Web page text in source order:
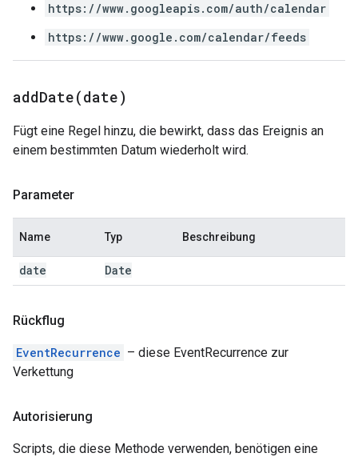
https://www.googleapis.com/auth/calendar
https://www.google.com/calendar/feeds
addDate(date)
Fügt eine Regel hinzu, die bewirkt, dass das Ereignis an
einem bestimmten Datum wiederholt wird.
Parameter
Name Typ Beschreibung
date Date
Rückflug
EventRecurrence – diese EventRecurrence zur
Verkettung
Autorisierung
Scripts, die diese Methode verwenden, benötigen eine